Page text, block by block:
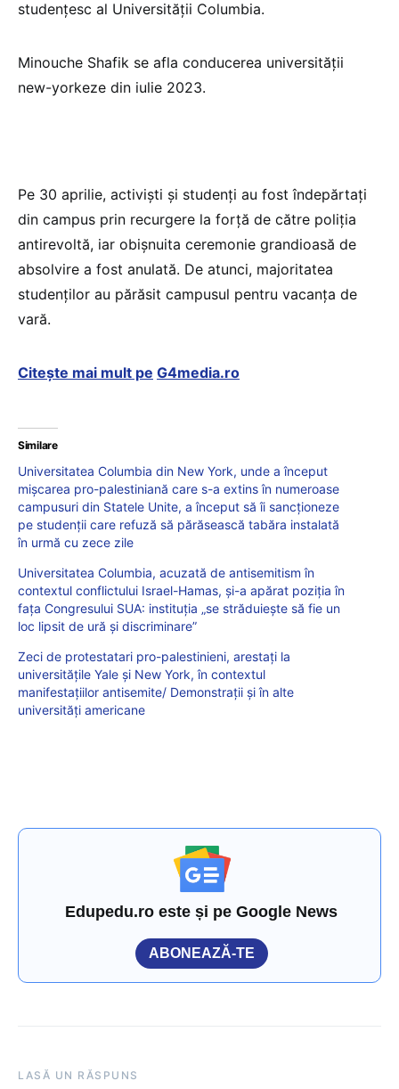
studenţesc al Universităţii Columbia.
Minouche Shafik se afla conducerea universităţii
new-yorkeze din iulie 2023.
Pe 30 aprilie, activişti şi studenţi au fost îndepărtaţi
din campus prin recurgere la forţă de către poliţia
antirevoltă, iar obişnuita ceremonie grandioasă de
absolvire a fost anulată. De atunci, majoritatea
studenţilor au părăsit campusul pentru vacanţa de
vară.
Citește mai mult pe G4media.ro
Similare
Universitatea Columbia din New York, unde a început
mişcarea pro-palestiniană care s-a extins în numeroase
campusuri din Statele Unite, a început să îi sancţioneze
pe studenţii care refuză să părăsească tabăra instalată
în urmă cu zece zile
Universitatea Columbia, acuzată de antisemitism în
contextul conflictului Israel-Hamas, și-a apărat poziția în
fața Congresului SUA: instituția „se străduiește să fie un
loc lipsit de ură și discriminare”
Zeci de protestatari pro-palestinieni, arestați la
universitățile Yale și New York, în contextul
manifestațiilor antisemite/ Demonstrații și în alte
universități americane
Edupedu.ro este și pe Google News
ABONEAZĂ-TE
LASĂ UN RĂSPUNS